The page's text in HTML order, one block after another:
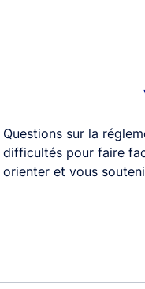
Questions sur la
difficultés pour faire
orienter et vous